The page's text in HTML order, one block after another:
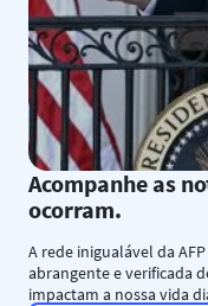
Acompanhe as
ocorram.
A rede inigualável da
abrangente e verificada
impactam a nossa vida